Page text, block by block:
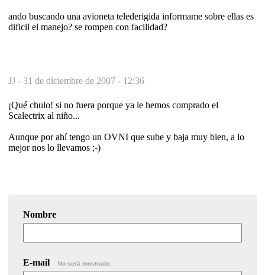
ando buscando una avioneta telederigida informame sobre ellas es
dificil el manejo? se rompen con facilidad?
JJ - 31 de diciembre de 2007 - 12:36
¡Qué chulo! si no fuera porque ya le hemos comprado el
Scalectrix al niño...
Aunque por ahí tengo un OVNI que sube y baja muy bien, a lo
mejor nos lo llevamos ;-)
Nombre
E-mail No será mostrado.